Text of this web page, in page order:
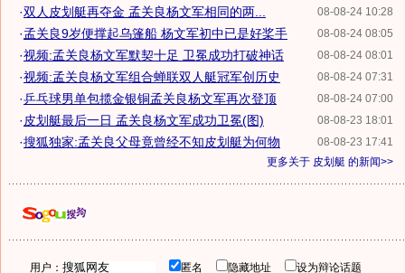
08-08-24 10:28
·双人皮划艇再夺金 孟关良杨文军相同的两...
08-08-24 08:05
·孟关良9岁便撑起乌篷船 杨文军初中已是好桨手
08-08-24 08:01
·视频:孟关良杨文军默契十足 卫冕成功打破神话
08-08-24 07:31
·视频:孟关良杨文军组合蝉联双人艇冠军创历史
08-08-24 07:00
·乒乓球男单包揽金银铜孟关良杨文军再次登顶
08-08-23 18:01
· 皮划艇最后一日 孟关良杨文军成功卫冕(图)
08-08-23 17:41
·搜狐独家:孟关良父母竟曾经不知皮划艇为何物
更多关于 皮划艇 的新闻>>
用户： 匿名 隐藏地址
设为辩论话题